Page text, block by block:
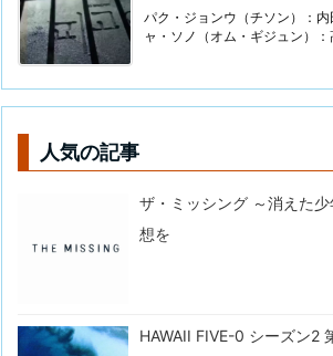
パク・ジョンウ（チソン）：
ャ・ソノ（オム・ギジュン）：
人気の記事
ザ・ミッシング ～消えた
想を
HAWAII FIVE-0 シーズン2